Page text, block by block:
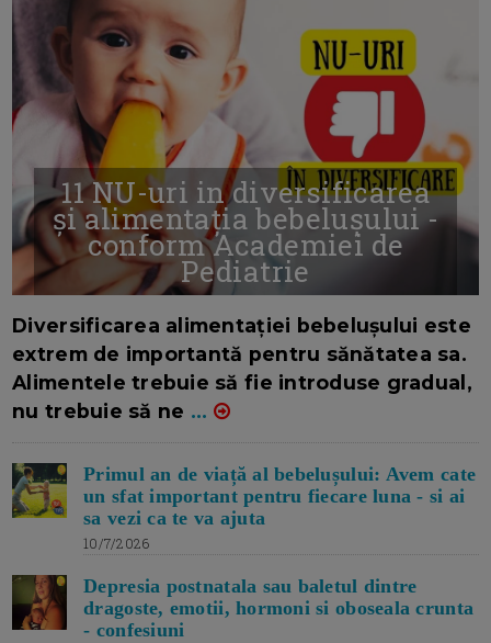
11 NU-uri in diversificarea
și alimentația bebelușului -
conform Academiei de
Pediatrie
Diversificarea alimentației bebelușului este
extrem de importantă pentru sănătatea sa.
Alimentele trebuie să fie introduse gradual,
nu trebuie să ne ...
Primul an de viață al bebelușului: Avem cate
un sfat important pentru fiecare luna - si ai
sa vezi ca te va ajuta
10/7/2026
Depresia postnatala sau baletul dintre
dragoste, emotii, hormoni si oboseala crunta
- confesiuni